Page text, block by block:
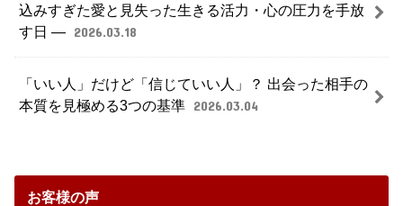
込みすぎた愛と見失った生きる活力・心の圧力を手放
す日 ― 2026.03.18
「いい人」だけど「信じていい人」？ 出会った相手の
本質を見極める3つの基準 2026.03.04
お客様の声